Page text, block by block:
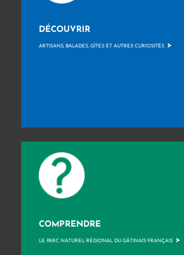
DÉCOUVRIR
ARTISANS, BALADES, GÎTES ET AUTRES CURIOSITÉS >
COMPRENDRE
LE PARC NATUREL RÉGIONAL DU GÂTINAIS FRANÇAIS >